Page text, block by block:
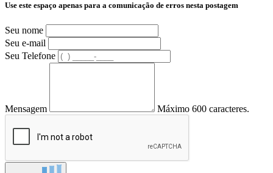
Use este espaço apenas para a comunicação de erros nesta postagem
Seu nome
Seu e-mail
Seu Telefone
Mensagem Máximo 600 caracteres.